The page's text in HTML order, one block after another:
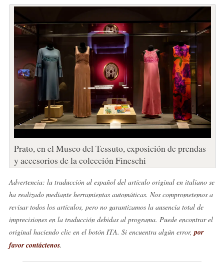
Prato, en el Museo del Tessuto, exposición de prendas
y accesorios de la colección Fineschi
Advertencia: la traducción al español del artículo original en italiano se
ha realizado mediante herramientas automáticas. Nos comprometemos a
revisar todos los artículos, pero no garantizamos la ausencia total de
imprecisiones en la traducción debidas al programa. Puede encontrar el
original haciendo clic en el botón ITA. Si encuentra algún error, por
favor contáctenos.